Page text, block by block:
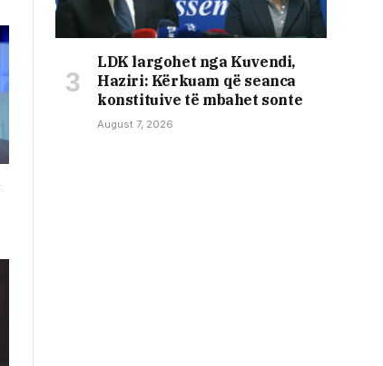
LDK largohet nga Kuvendi,
Haziri: Kërkuam që seanca
konstituive të mbahet sonte
August 7, 2026